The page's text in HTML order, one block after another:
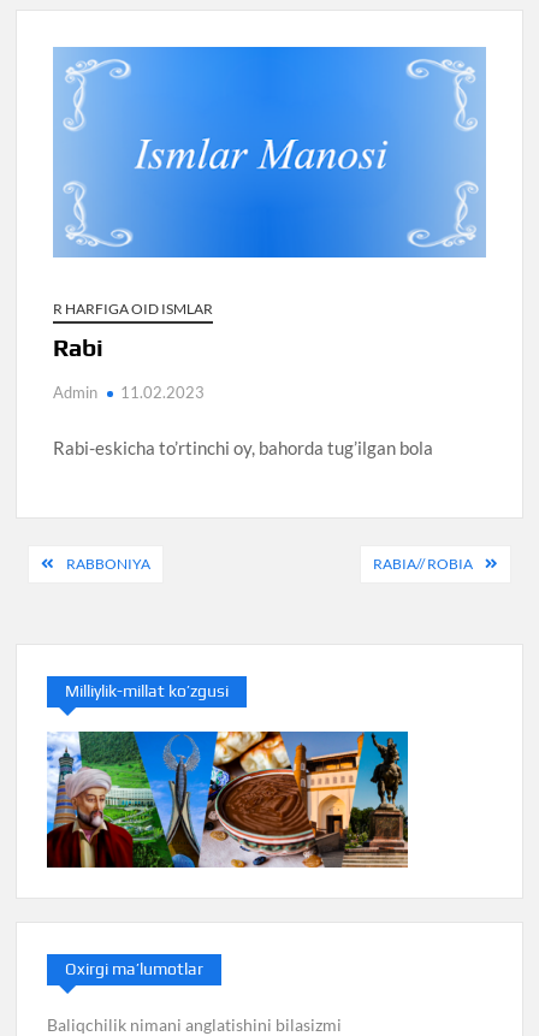
R HARFIGA OID ISMLAR
Rabi
Admin 11.02.2023
Rabi-eskicha to’rtinchi oy, bahorda tug’ilgan bola
PostRABBONIYA RABIA// ROBIA
Milliylik-millat ko’zgusi
Oxirgi ma’lumotlar
Baliqchilik nimani anglatishini bilasizmi